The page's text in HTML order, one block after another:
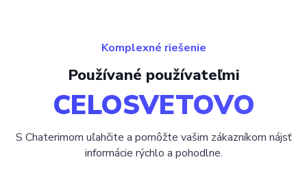
Komplexné riešenie
Používané používateľmi
CELOSVETOVO
S Chaterimom uľahčite a pomôžte vašim zákazníkom nájsť
informácie rýchlo a pohodlne.